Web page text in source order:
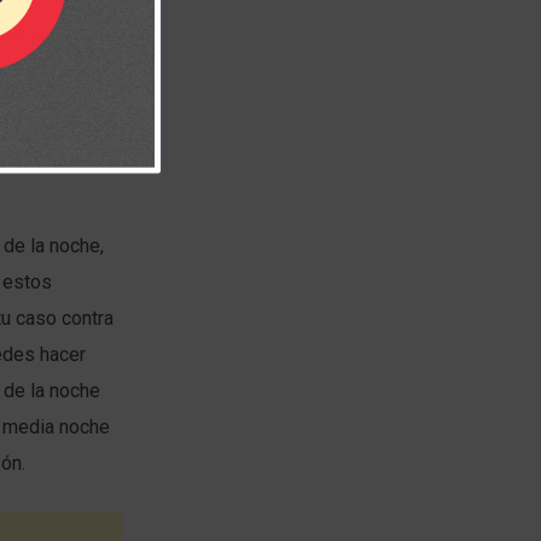
su
y la
oración de
la noche,
estos
caso contra
hacer
la noche
noche